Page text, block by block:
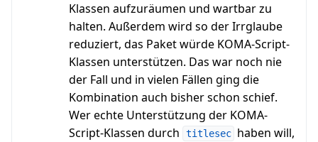
Klassen aufzuräumen und wartbar zu
halten. Außerdem wird so der Irrglaube
reduziert, das Paket würde KOMA-Script-
Klassen unterstützen. Das war noch nie
der Fall und in vielen Fällen ging die
Kombination auch bisher schon schief.
Wer echte Unterstützung der KOMA-
Script-Klassen durch
titlesec haben will,